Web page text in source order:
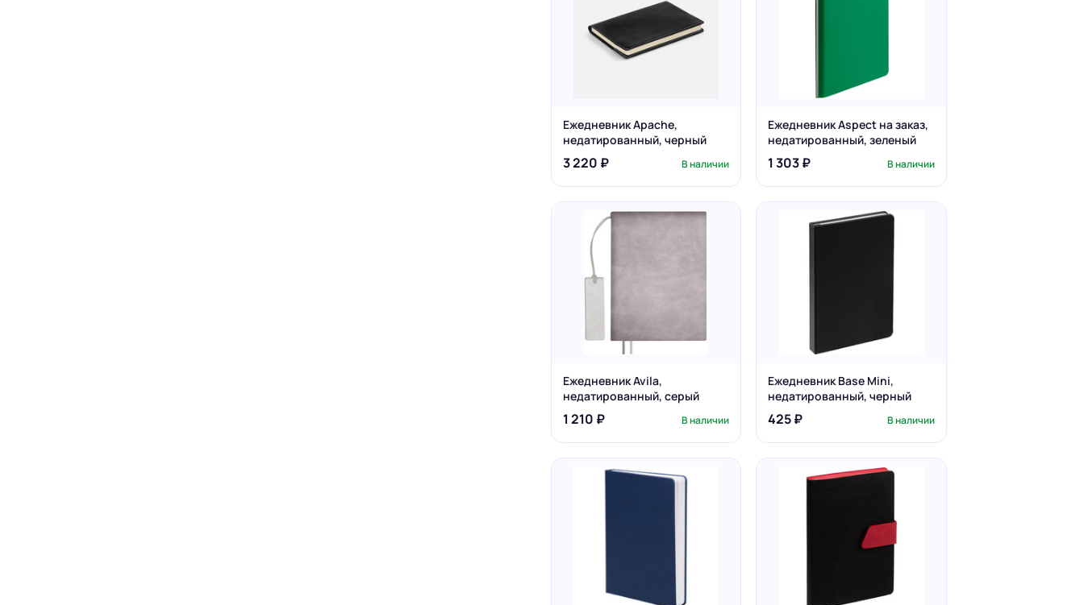
Ежедневник Apache,
недатированный, черный
3 220 ₽ В наличии
Ежедневник Aspect на заказ,
недатированный, зеленый
1 303 ₽ В наличии
Ежедневник Avila,
недатированный, серый
1 210 ₽ В наличии
Ежедневник Base Mini,
недатированный, черный
425 ₽ В наличии